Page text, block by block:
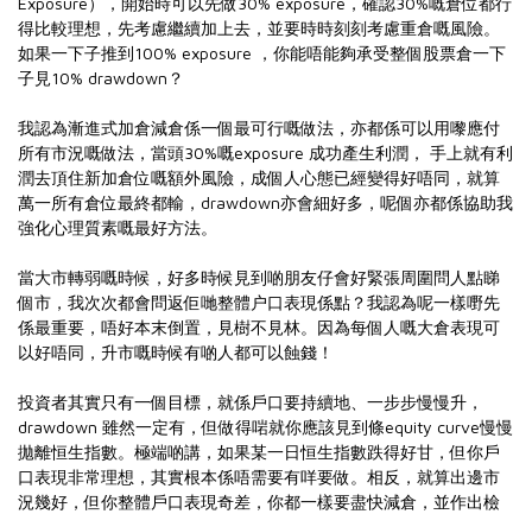
得比較理想，先考慮繼續加上去，並要時時刻刻考慮重倉嘅風險。
如果一下子推到100% exposure ，你能唔能夠承受整個股票倉一下
子見10% drawdown？
我認為漸進式加倉減倉係一個最可行嘅做法，亦都係可以用嚟應付
所有市況嘅做法，當頭30%嘅exposure 成功產生利潤， 手上就有利
潤去頂住新加倉位嘅額外風險，成個人心態已經變得好唔同，就算
萬一所有倉位最終都輸，drawdown亦會細好多，呢個亦都係協助我
強化心理質素嘅最好方法。
當大市轉弱嘅時候，好多時候見到啲朋友仔會好緊張周圍問人點睇
個市，我次次都會問返佢哋整體户口表現係點？我認為呢一樣嘢先
係最重要，唔好本末倒置，見樹不見林。因為每個人嘅大倉表現可
以好唔同，升市嘅時候有啲人都可以蝕錢！
投資者其實只有一個目標，就係戶口要持續地、一步步慢慢升，
drawdown 雖然一定有，但做得啱就你應該見到條equity curve慢慢
拋離恒生指數。極端啲講，如果某一日恒生指數跌得好甘，但你戶
口表現非常理想，其實根本係唔需要有咩要做。相反，就算出邊市
況幾好，但你整體戶口表現奇差，你都一樣要盡快減倉，並作出檢